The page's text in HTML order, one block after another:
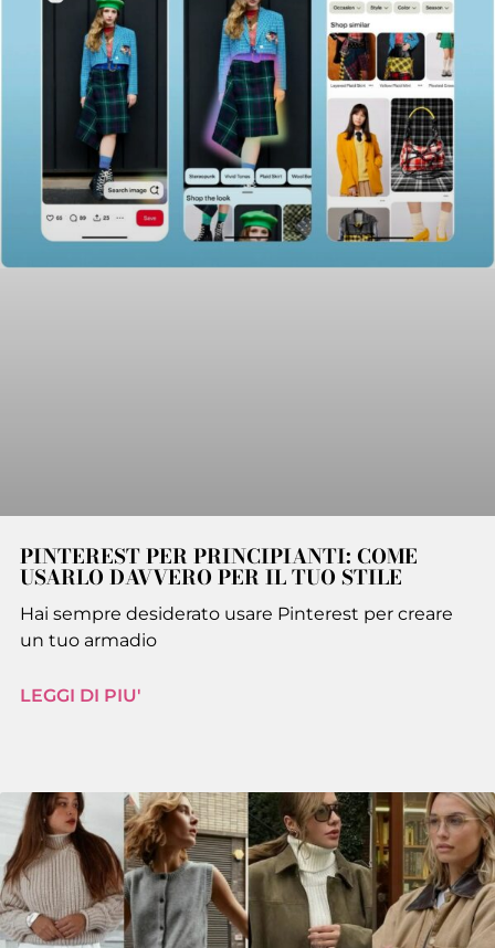
PINTEREST PER PRINCIPIANTI: COME
USARLO DAVVERO PER IL TUO STILE
Hai sempre desiderato usare Pinterest per creare
un tuo armadio
LEGGI DI PIU'